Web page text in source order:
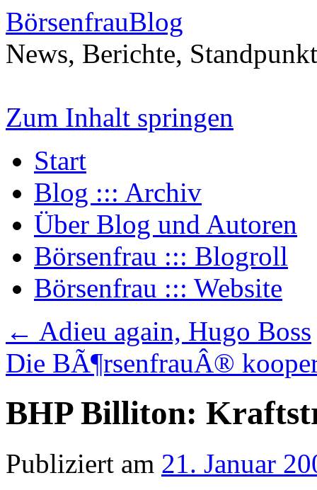
BörsenfrauBlog
News, Berichte,
Zum Inhalt springen
Start
Blog ::: Archiv
Über Blog und Autoren
Börsenfrau ::: Blogroll
Börsenfrau ::: Website
← Adieu again, Hugo Boss
Die BÃ¶rsenfrauÂ®
BHP Billiton:
Publiziert am 21. Januar